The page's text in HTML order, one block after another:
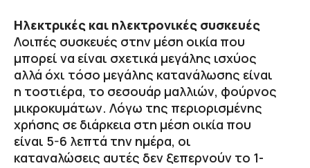
Ηλεκτρικές και ηλεκτρονικές συσκευές
Λοιπές συσκευές στην μέση οικία που
μπορεί να είναι σχετικά μεγάλης ισχύος
αλλά όχι τόσο μεγάλης κατανάλωσης είναι
η τοστιέρα, το σεσουάρ μαλλιών, φούρνος
μικροκυμάτων. Λόγω της περιορισμένης
χρήσης σε διάρκεια στη μέση οικία που
είναι 5-6 λεπτά την ημέρα, οι
καταναλώσεις αυτές δεν ξεπερνούν το 1-